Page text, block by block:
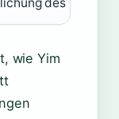
wie Yim